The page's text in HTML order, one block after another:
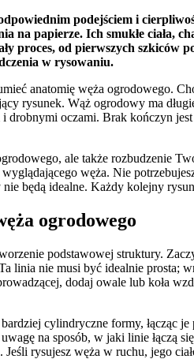
podejściem i
na papierze. Ich smukłe ciała,
proces, od pierwszych
w rysowaniu.
anatomię węża ogrodowego.
rysunek. Wąż ogrodowy ma
drobnymi oczami. Brak kończyn
ale także rozbudzenie
węża. Nie
będą idealne. Każdy kolejny
ogrodowego
podstawowej struktury.
linia nie musi być idealnie
dodaj owale lub koła
cylindryczne formy,
na sposób, w jaki linie łączą
rysujesz węża w ruchu, jego